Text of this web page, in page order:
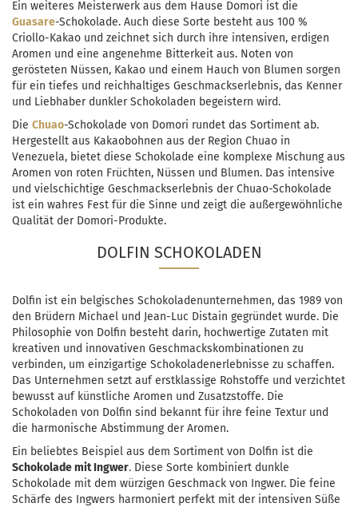
Ein weiteres Meisterwerk aus dem Hause Domori ist die
Guasare-Schokolade. Auch diese Sorte besteht aus 100 %
Criollo-Kakao und zeichnet sich durch ihre intensiven, erdigen
Aromen und eine angenehme Bitterkeit aus. Noten von
gerösteten Nüssen, Kakao und einem Hauch von Blumen sorgen
für ein tiefes und reichhaltiges Geschmackserlebnis, das Kenner
und Liebhaber dunkler Schokoladen begeistern wird.
Die Chuao-Schokolade von Domori rundet das Sortiment ab.
Hergestellt aus Kakaobohnen aus der Region Chuao in
Venezuela, bietet diese Schokolade eine komplexe Mischung aus
Aromen von roten Früchten, Nüssen und Blumen. Das intensive
und vielschichtige Geschmackserlebnis der Chuao-Schokolade
ist ein wahres Fest für die Sinne und zeigt die außergewöhnliche
Qualität der Domori-Produkte.
DOLFIN SCHOKOLADEN
Dolfin ist ein belgisches Schokoladenunternehmen, das 1989 von
den Brüdern Michael und Jean-Luc Distain gegründet wurde. Die
Philosophie von Dolfin besteht darin, hochwertige Zutaten mit
kreativen und innovativen Geschmackskombinationen zu
verbinden, um einzigartige Schokoladenerlebnisse zu schaffen.
Das Unternehmen setzt auf erstklassige Rohstoffe und verzichtet
bewusst auf künstliche Aromen und Zusatzstoffe. Die
Schokoladen von Dolfin sind bekannt für ihre feine Textur und
die harmonische Abstimmung der Aromen.
Ein beliebtes Beispiel aus dem Sortiment von Dolfin ist die
Schokolade mit Ingwer. Diese Sorte kombiniert dunkle
Schokolade mit dem würzigen Geschmack von Ingwer. Die feine
Schärfe des Ingwers harmoniert perfekt mit der intensiven Süße